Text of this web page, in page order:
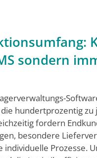
sondern
die hundertprozentig zu
fordern
besondere
individuelle Prozesse.